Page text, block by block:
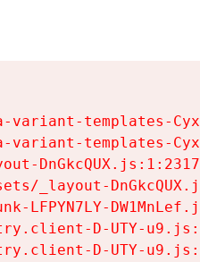
variant-templates-
variant-templates-
_layout-
LFPYN7LY-
D-UTY-
D-UTY-